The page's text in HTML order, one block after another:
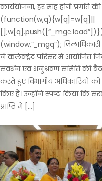
कार्ययोजना, हर माह होगी प्रगति की
(function(w,q){w[q]=w[q]||
[];w[q].push([“_mgc.load”])})
(window,”_mgq”);
ने कलेक्ट्रेट परिसर में आयोजित
संवर्धन एवं अनुश्रवण समिति की
करते हुए विभागीय अधिकारियों को
किए हैं। उन्होंने स्पष्ट किया कि
प्राप्ति में […]